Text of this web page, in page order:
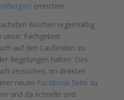
erreichen.
Wochen regelmäßig
unser Fachgebiet
auf den Laufenden zu
Regelungen halten. Des
versuchen, im direkten
neuen Facebook Seite zu
und da schnelle und